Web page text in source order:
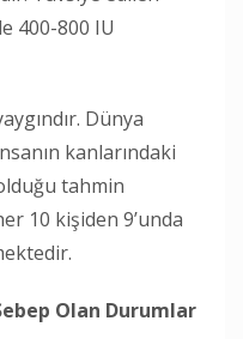
400-800 IU
Dünya
kanlarındaki
tahmin
10 kişiden 9’unda
Olan Durumlar